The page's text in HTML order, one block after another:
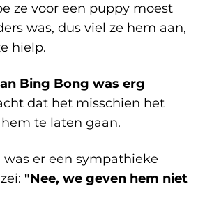
ze voor een puppy moest
was, dus viel ze hem aan,
hielp.
Bing Bong was erg
dat het misschien het
te laten gaan.
er een sympathieke
"Nee, we geven hem niet